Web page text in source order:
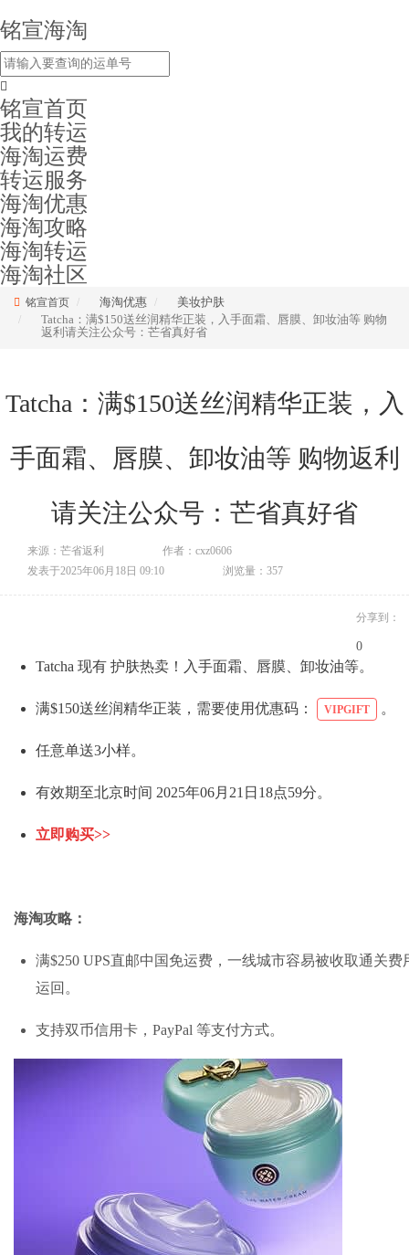
铭宣海淘
铭宣首页
我的转运
海淘运费
转运服务
海淘优惠
海淘攻略
海淘转运
海淘社区
铭宣首页 海淘优惠
美妆护肤
Tatcha：满$150送丝润精华正装，入手面霜、唇膜、卸妆油等 购物
返利请关注公众号：芒省真好省
Tatcha：满$150送丝润精华正装，入
手面霜、唇膜、卸妆油等 购物返利
请关注公众号：芒省真好省
来源：芒省返利
作者：cxz0606
发表于2025年06月18日 09:10
浏览量：357
分享到：
0
Tatcha 现有 护肤热卖！入手面霜、唇膜、卸妆油等。
满$150送丝润精华正装，需要使用优惠码： VIPGIFT 。
任意单送3小样。
有效期至北京时间 2025年06月21日18点59分。
立即购买>>
海淘攻略 ：
满$250 UPS直邮中国免运费，一线城市容易被收取通关
运回。
支持双币信用卡，PayPal 等支付方式。